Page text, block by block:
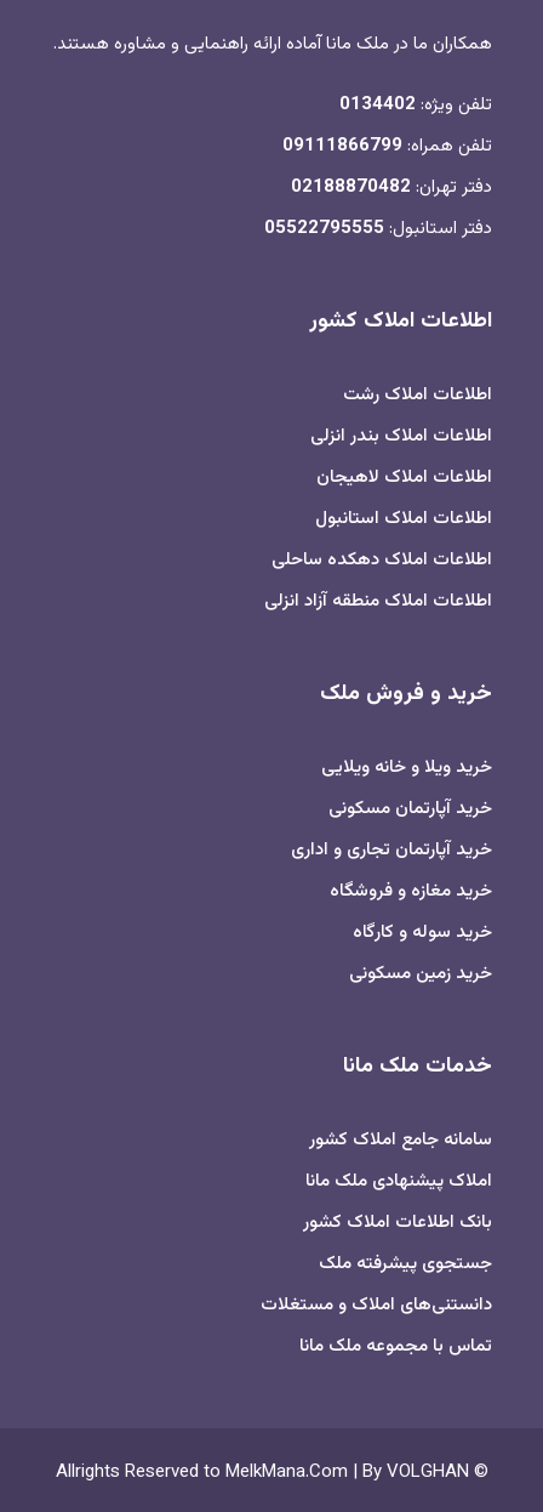
همکاران ما در ملک مانا آماده ارائه راهنمایی و مشاوره هستند.
تلفن ویژه: 0134402
تلفن همراه: 09111866799
دفتر تهران: 02188870482
دفتر استانبول: 05522795555
اطلاعات املاک کشور
اطلاعات املاک رشت
اطلاعات املاک بندر انزلی
اطلاعات املاک لاهیجان
اطلاعات املاک استانبول
اطلاعات املاک دهکده ساحلی
اطلاعات املاک منطقه آزاد انزلی
خرید و فروش ملک
خرید ویلا و خانه ویلایی
خرید آپارتمان مسکونی
خرید آپارتمان تجاری و اداری
خرید مغازه و فروشگاه
خرید سوله و کارگاه
خرید زمین مسکونی
خدمات ملک مانا
سامانه جامع املاک کشور
املاک پیشنهادی ملک مانا
بانک اطلاعات املاک کشور
جستجوی پیشرفته ملک
دانستنی‌های املاک و مستغلات
تماس با مجموعه ملک مانا
© Allrights Reserved to MelkMana.Com | By VOLGHAN